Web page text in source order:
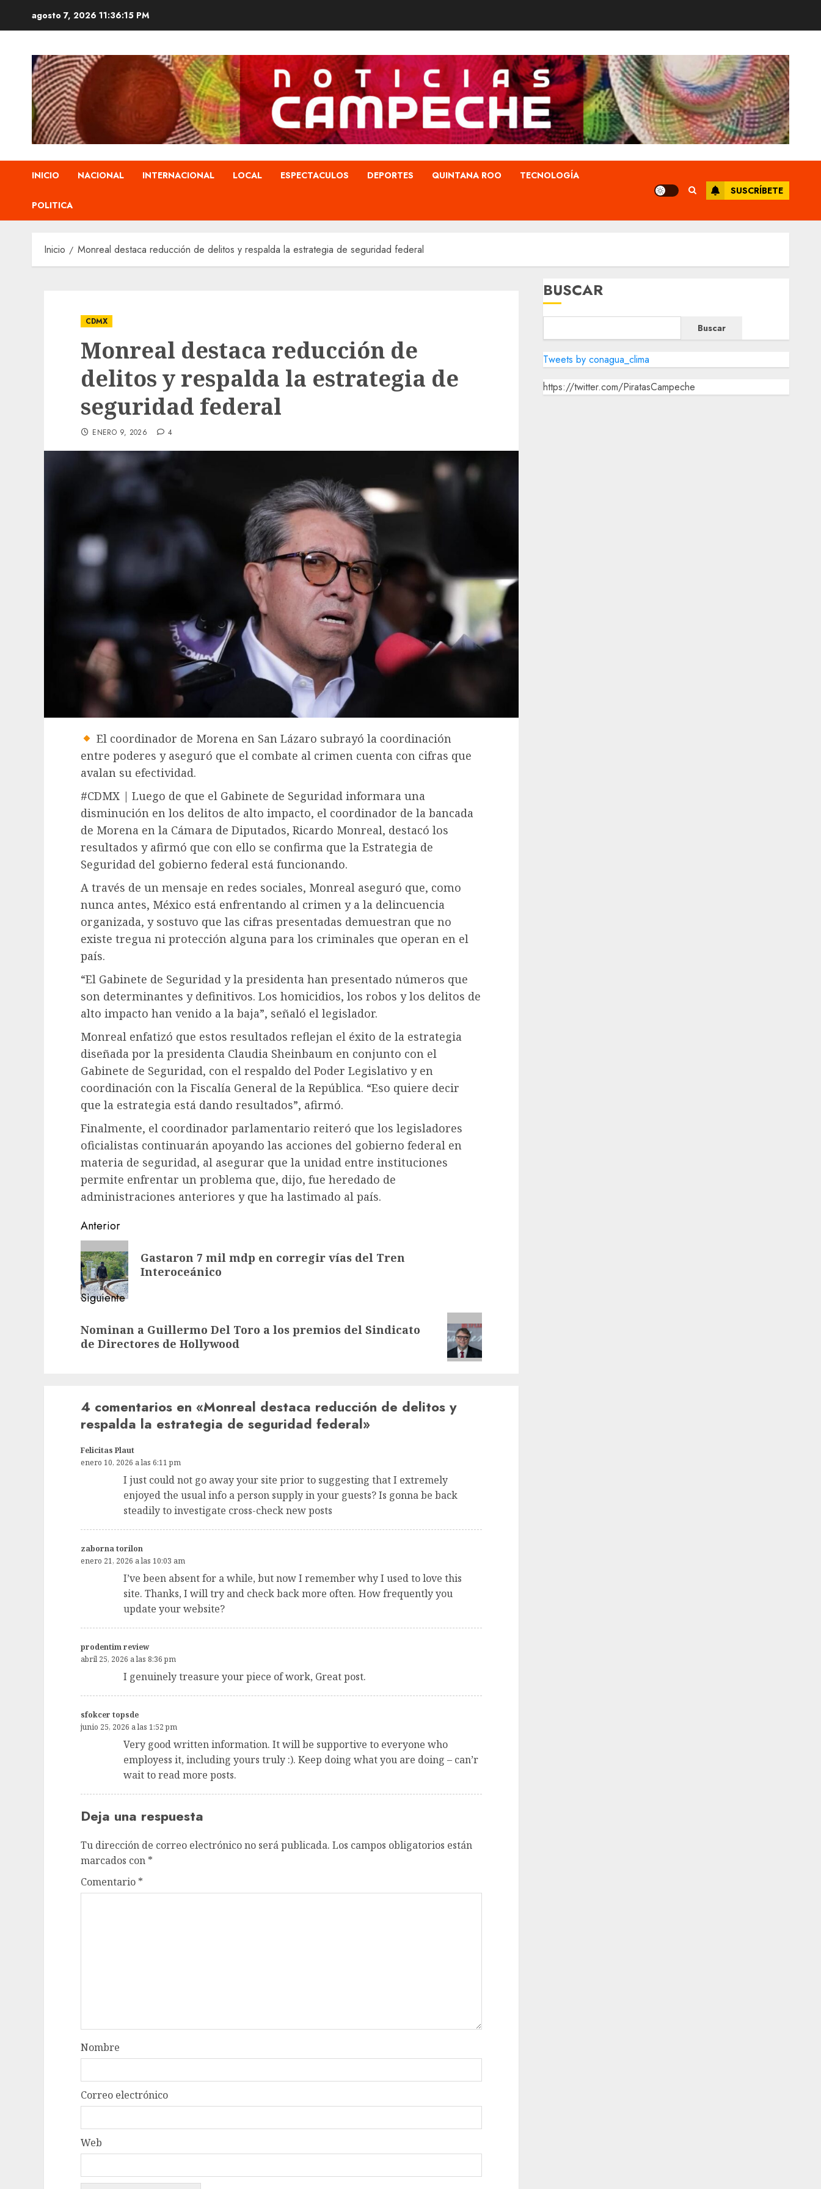
agosto 7, 2026 11:36:16 PM
INICIO NACIONAL INTERNACIONAL LOCAL ESPECTACULOS DEPORTES QUINTANA ROO TECNOLOGÍA
POLITICA
SUSCRÍBETE
Inicio Monreal destaca reducción de delitos y respalda la estrategia de seguridad federal
CDMX
Monreal destaca reducción de
delitos y respalda la estrategia de
seguridad federal
ENERO 9, 2026 4
El coordinador de Morena en San Lázaro subrayó la coordinación
entre poderes y aseguró que el combate al crimen cuenta con cifras que
avalan su efectividad.
#CDMX | Luego de que el Gabinete de Seguridad informara una
disminución en los delitos de alto impacto, el coordinador de la bancada
de Morena en la Cámara de Diputados, Ricardo Monreal, destacó los
resultados y afirmó que con ello se confirma que la Estrategia de
Seguridad del gobierno federal está funcionando.
A través de un mensaje en redes sociales, Monreal aseguró que, como
nunca antes, México está enfrentando al crimen y a la delincuencia
organizada, y sostuvo que las cifras presentadas demuestran que no
existe tregua ni protección alguna para los criminales que operan en el
país.
“El Gabinete de Seguridad y la presidenta han presentado números que
son determinantes y definitivos. Los homicidios, los robos y los delitos de
alto impacto han venido a la baja”, señaló el legislador.
Monreal enfatizó que estos resultados reflejan el éxito de la estrategia
diseñada por la presidenta Claudia Sheinbaum en conjunto con el
Gabinete de Seguridad, con el respaldo del Poder Legislativo y en
coordinación con la Fiscalía General de la República. “Eso quiere decir
que la estrategia está dando resultados”, afirmó.
Finalmente, el coordinador parlamentario reiteró que los legisladores
oficialistas continuarán apoyando las acciones del gobierno federal en
materia de seguridad, al asegurar que la unidad entre instituciones
permite enfrentar un problema que, dijo, fue heredado de
administraciones anteriores y que ha lastimado al país.
Navegación
de
entradas
Anterior
Entrada
anterior:
Gastaron 7 mil mdp en corregir vías del Tren
Interoceánico
Siguiente
entrada:
Nominan a Guillermo Del Toro a los premios del Sindicato
de Directores de Hollywood
4 comentarios en «Monreal destaca reducción de delitos y
respalda la estrategia de seguridad federal»
Felicitas Plaut
enero 10, 2026 a las 6:11 pm
I just could not go away your site prior to suggesting that I extremely
enjoyed the usual info a person supply in your guests? Is gonna be back
steadily to investigate cross-check new posts
zaborna torilon
enero 21, 2026 a las 10:03 am
I’ve been absent for a while, but now I remember why I used to love this
site. Thanks, I will try and check back more often. How frequently you
update your website?
prodentim review
abril 25, 2026 a las 8:36 pm
I genuinely treasure your piece of work, Great post.
sfokcer topsde
junio 25, 2026 a las 1:52 pm
Very good written information. It will be supportive to everyone who
employess it, including yours truly :). Keep doing what you are doing – can’r
wait to read more posts.
Deja una respuesta
Tu dirección de correo electrónico no será publicada. Los campos obligatorios están
marcados con *
Comentario *
Nombre
Correo electrónico
Web
BUSCAR
Buscar
Tweets by conagua_clima
https://twitter.com/PiratasCampeche